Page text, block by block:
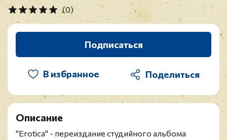
(0)
Подписаться
В избранное
Описание
"Erotica" - переиздание студийного альбома